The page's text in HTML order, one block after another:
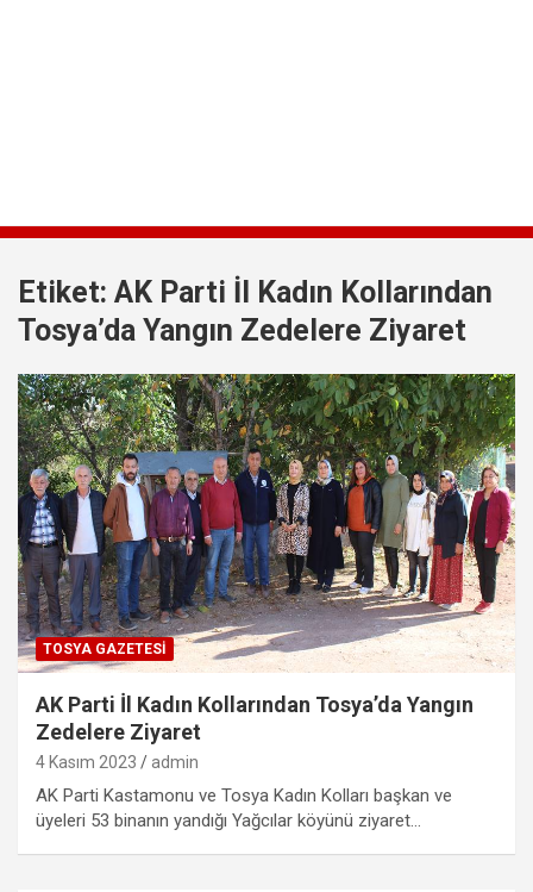
Etiket: AK Parti İl Kadın Kollarından
Tosya’da Yangın Zedelere Ziyaret
TOSYA GAZETESI
AK Parti İl Kadın Kollarından Tosya’da Yangın
Zedelere Ziyaret
4 Kasım 2023 admin
AK Parti Kastamonu ve Tosya Kadın Kolları başkan ve
üyeleri 53 binanın yandığı Yağcılar köyünü ziyaret…